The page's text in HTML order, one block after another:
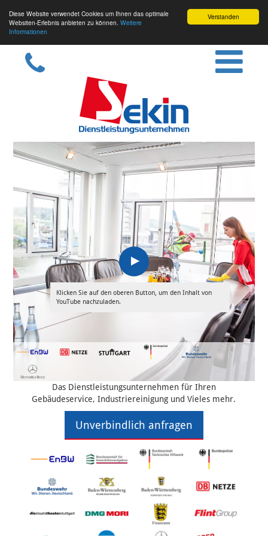
Verstanden
Diese Website verwendet Cookies um Ihnen das optimale
Websiten-Erlebnis anbieten zu können. Weitere
Informationen
Klicken Sie auf den oberen Button, um den Inhalt von
YouTube nachzuladen.
Das Dienstleistungsunternehmen für Ihren
Gebäudeservice, Industriereinigung und Vieles mehr.
Unverbindlich anfragen